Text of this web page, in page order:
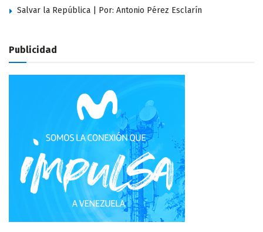
Salvar la República | Por: Antonio Pérez Esclarín
Publicidad